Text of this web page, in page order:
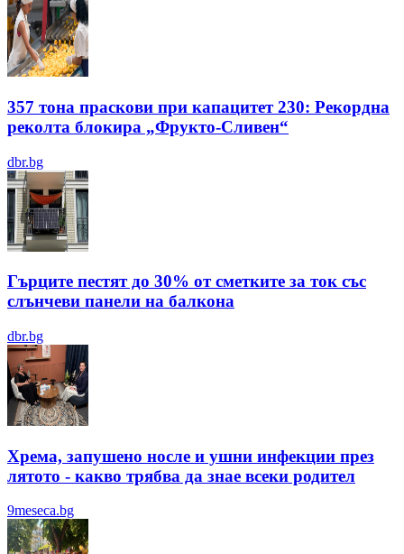
357 тона праскови при капацитет 230: Рекордна
реколта блокира „Фрукто-Сливен“
dbr.bg
Гърците пестят до 30% от сметките за ток със
слънчеви панели на балкона
dbr.bg
Хрема, запушено носле и ушни инфекции през
лятотo - какво трябва да знае всеки родител
9meseca.bg